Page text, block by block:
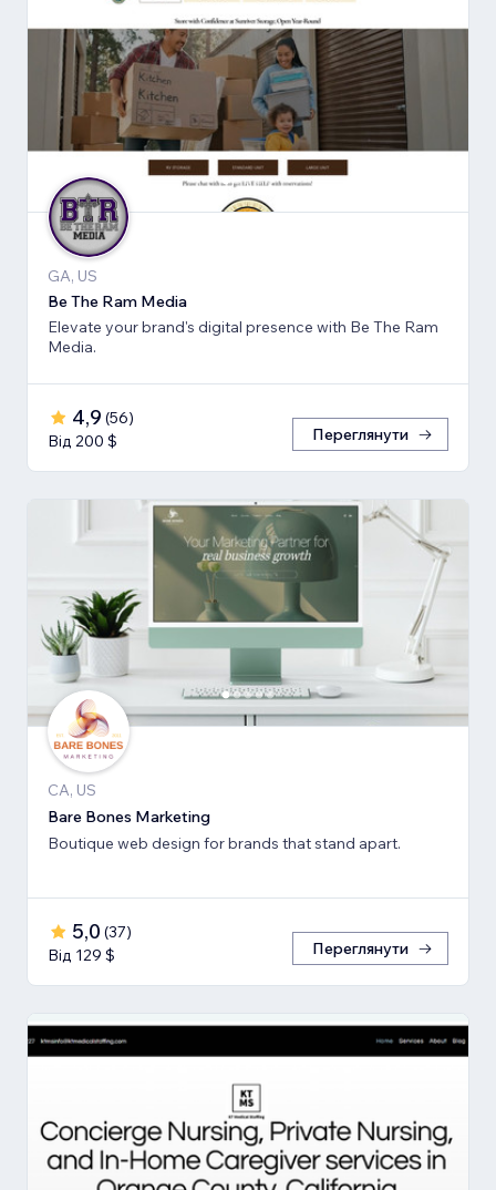
GA, US
Be The Ram Media
Elevate your brand's digital presence with Be The Ram
Media.
4,9 (56)
Від 200 $
Переглянути
CA, US
Bare Bones Marketing
Boutique web design for brands that stand apart.
5,0 (37)
Від 129 $
Переглянути